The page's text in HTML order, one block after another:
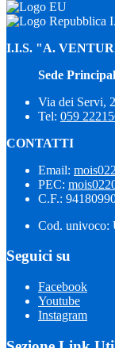
I.I.S. "A.
Sede
Via dei Servi,
Tel: 059
CONTATTI
Email:
PEC:
C.F.:
Cod.
Seguici su
Facebook
Youtube
Instagram